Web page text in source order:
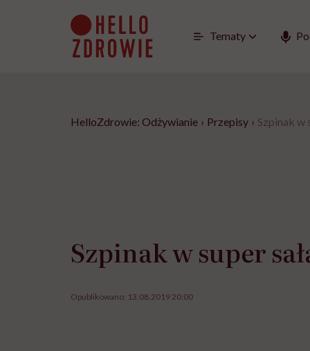
Tematy
HelloZdrowie: Odżywianie › Przepisy › Szpinak w
Szpinak w super
Opublikowano: 13.08.2019 20:00